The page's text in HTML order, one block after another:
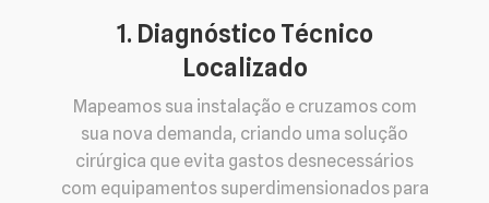
1. Diagnóstico Técnico
Localizado
Mapeamos sua instalação e cruzamos com
sua nova demanda, criando uma solução
cirúrgica que evita gastos desnecessários
com equipamentos superdimensionados para